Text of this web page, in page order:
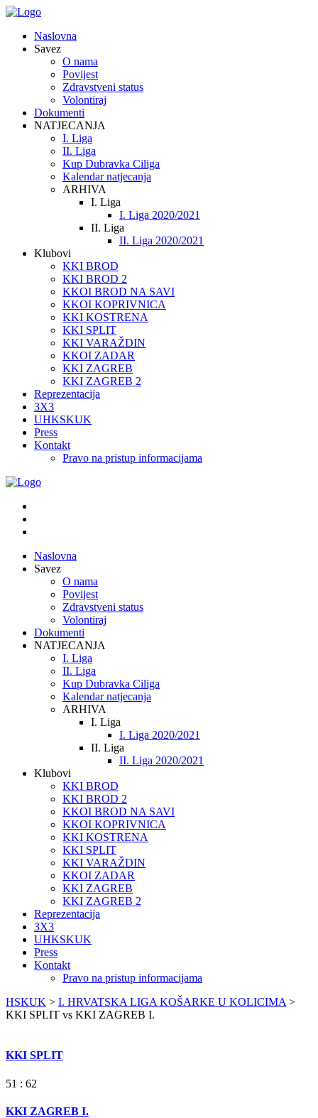
Naslovna
Savez
O nama
Povijest
Zdravstveni status
Volontiraj
Dokumenti
NATJECANJA
I. Liga
II. Liga
Kup Dubravka Ciliga
Kalendar natjecanja
ARHIVA
I. Liga
I. Liga 2020/2021
II. Liga
II. Liga 2020/2021
Klubovi
KKI BROD
KKI BROD 2
KKOI BROD NA SAVI
KKOI KOPRIVNICA
KKI KOSTRENA
KKI SPLIT
KKI VARAŽDIN
KKOI ZADAR
KKI ZAGREB
KKI ZAGREB 2
Reprezentacija
3X3
UHKSKUK
Press
Kontakt
Pravo na pristup informacijama
Naslovna
Savez
O nama
Povijest
Zdravstveni status
Volontiraj
Dokumenti
NATJECANJA
I. Liga
II. Liga
Kup Dubravka Ciliga
Kalendar natjecanja
ARHIVA
I. Liga
I. Liga 2020/2021
II. Liga
II. Liga 2020/2021
Klubovi
KKI BROD
KKI BROD 2
KKOI BROD NA SAVI
KKOI KOPRIVNICA
KKI KOSTRENA
KKI SPLIT
KKI VARAŽDIN
KKOI ZADAR
KKI ZAGREB
KKI ZAGREB 2
Reprezentacija
3X3
UHKSKUK
Press
Kontakt
Pravo na pristup informacijama
HSKUK > I. HRVATSKA LIGA KOŠARKE U KOLICIMA >
KKI SPLIT vs KKI ZAGREB I.
KKI SPLIT
51 : 62
KKI ZAGREB I.